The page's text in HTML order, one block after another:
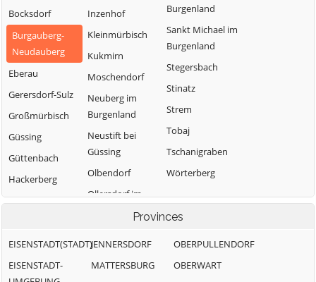
Bocksdorf
Burgauberg-
Neudauberg
Eberau
Gerersdorf-Sulz
Großmürbisch
Güssing
Güttenbach
Hackerberg
Heiligenbrunn
Inzenhof
Kleinmürbisch
Kukmirn
Moschendorf
Neuberg im
Burgenland
Neustift bei
Güssing
Olbendorf
Ollersdorf im
Burgenland
Burgenland
Sankt Michael im
Burgenland
Stegersbach
Stinatz
Strem
Tobaj
Tschanigraben
Wörterberg
Provinces
EISENSTADT(STADT)
EISENSTADT-
JENNERSDORF
MATTERSBURG
OBERPULLENDORF
OBERWART